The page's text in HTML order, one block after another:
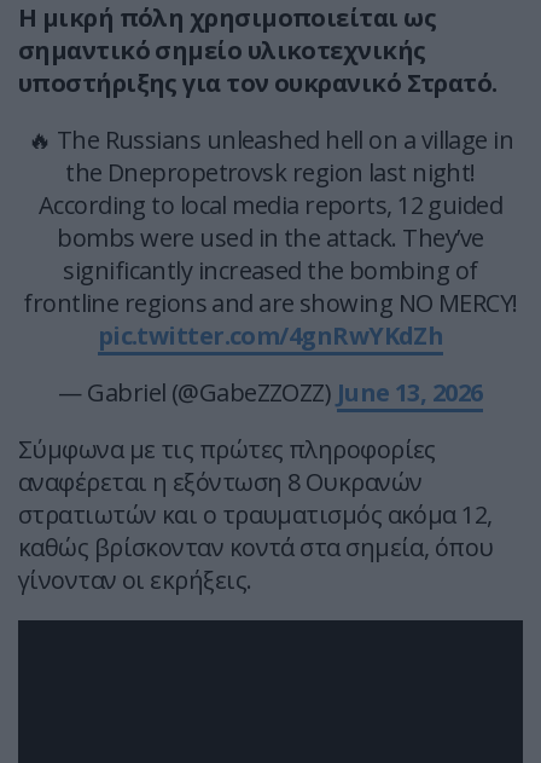
Η μικρή πόλη χρησιμοποιείται ως
σημαντικό σημείο υλικοτεχνικής
υποστήριξης για τον ουκρανικό Στρατό.
🔥 The Russians unleashed hell on a village in
the Dnepropetrovsk region last night!
According to local media reports, 12 guided
bombs were used in the attack. They’ve
significantly increased the bombing of
frontline regions and are showing NO MERCY!
pic.twitter.com/4gnRwYKdZh
— Gabriel (@GabeZZOZZ) June 13, 2026
Σύμφωνα με τις πρώτες πληροφορίες
αναφέρεται η εξόντωση 8 Ουκρανών
στρατιωτών και ο τραυματισμός ακόμα 12,
καθώς βρίσκονταν κοντά στα σημεία, όπου
γίνονταν οι εκρήξεις.